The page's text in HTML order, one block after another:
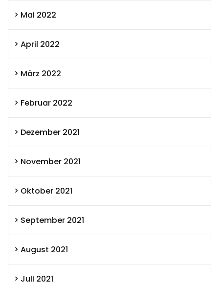
Mai 2022
April 2022
März 2022
Februar 2022
Dezember 2021
November 2021
Oktober 2021
September 2021
August 2021
Juli 2021